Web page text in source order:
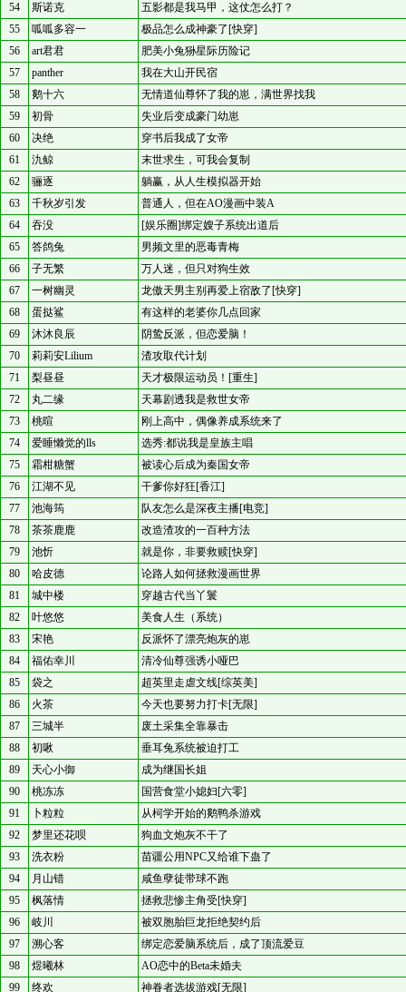
54
斯诺克
五影都是我马甲，这仗怎么打？
55
呱呱多容一
极品怎么成神豪了[快穿]
56
art君君
肥美小兔狲星际历险记
57
panther
我在大山开民宿
58
鹅十六
无情道仙尊怀了我的崽，满世界找我
59
初骨
失业后变成豪门幼崽
60
决绝
穿书后我成了女帝
61
氿鲸
末世求生，可我会复制
62
骊逐
躺赢，从人生模拟器开始
63
千秋岁引发
普通人，但在AO漫画中装A
64
吞没
[娱乐圈]绑定嫂子系统出道后
65
答鸽兔
男频文里的恶毒青梅
66
子无繁
万人迷，但只对狗生效
67
一树幽灵
龙傲天男主别再爱上宿敌了[快穿]
68
蛋挞鲨
有这样的老婆你几点回家
69
沐沐良辰
阴鸷反派，但恋爱脑！
70
莉莉安Lilium
渣攻取代计划
71
梨昼昼
天才极限运动员！[重生]
72
丸二缘
天幕剧透我是救世女帝
73
桃暄
刚上高中，偶像养成系统来了
74
爱睡懒觉的lls
选秀:都说我是皇族主唱
75
霜柑糖蟹
被读心后成为秦国女帝
76
江湖不见
干爹你好狂[香江]
77
池海筠
队友怎么是深夜主播[电竞]
78
茶茶鹿鹿
改造渣攻的一百种方法
79
池忻
就是你，非要救赎[快穿]
80
哈皮德
论路人如何拯救漫画世界
81
城中楼
穿越古代当丫鬟
82
叶悠悠
美食人生（系统）
83
宋艳
反派怀了漂亮炮灰的崽
84
福佑幸川
清冷仙尊强诱小哑巴
85
袋之
超英里走虐文线[综英美]
86
火茶
今天也要努力打卡[无限]
87
三城半
废土采集全靠暴击
88
初啾
垂耳兔系统被迫打工
89
天心小御
成为继国长姐
90
桃冻冻
国营食堂小媳妇[六零]
91
卜粒粒
从柯学开始的鹅鸭杀游戏
92
梦里还花呗
狗血文炮灰不干了
93
洗衣粉
苗疆公用NPC又给谁下蛊了
94
月山错
咸鱼孽徒带球不跑
95
枫落情
拯救悲惨主角受[快穿]
96
岐川
被双胞胎巨龙拒绝契约后
97
溯心客
绑定恋爱脑系统后，成了顶流爱豆
98
煜曦林
AO恋中的Beta未婚夫
99
终欢 神眷者选拔游戏[无限]